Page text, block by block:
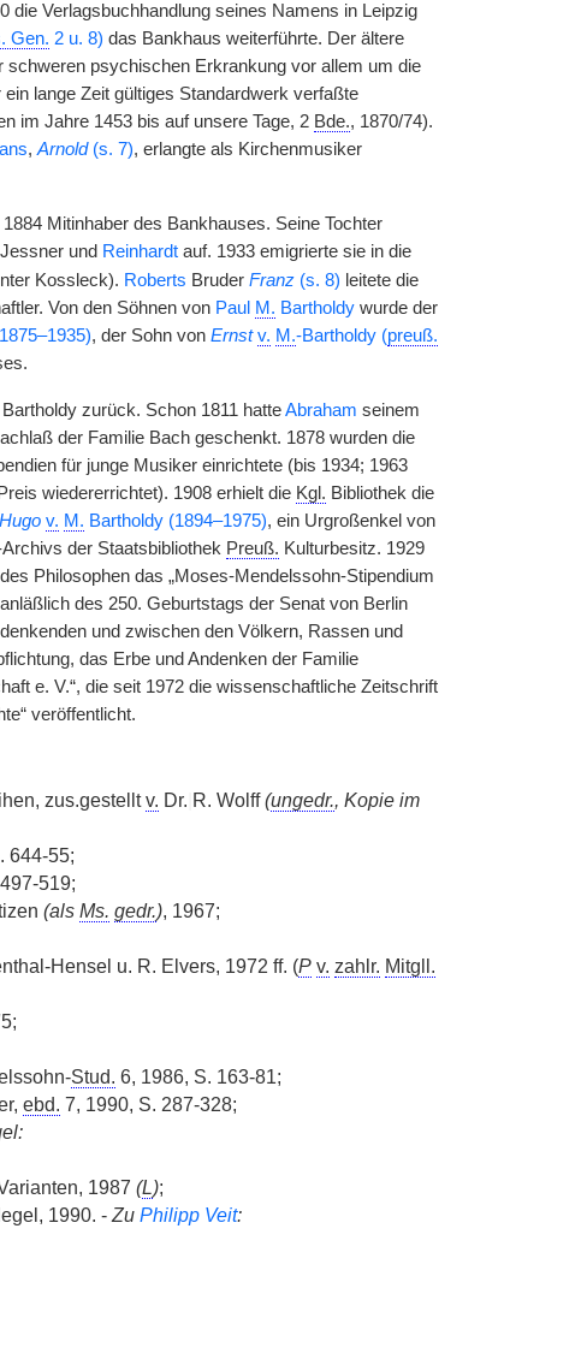
die Verlagsbuchhandlung seines Namens in Leipzig
Gen. 2 u. 8) das Bankhaus weiterführte. Der ältere
schweren psychischen Erkrankung vor allem um die
lange Zeit gültiges Standardwerk verfaßte
im Jahre 1453 bis auf unsere Tage, 2 Bde., 1870/74).
, Arnold(s. 7), erlangte als Kirchenmusiker
1884 Mitinhaber des Bankhauses. Seine Tochter
und Reinhardtauf. 1933 emigrierte sie in die
Kossleck). Roberts Bruder Franz(s. 8) leitete die
Von den Söhnen von Paul M. Bartholdywurde der
, der Sohn von Ernst v. M.-Bartholdy (preuß.
Bartholdy zurück. Schon 1811 hatteAbraham seinem
der Familie Bach geschenkt. 1878 wurden die
für junge Musiker einrichtete (bis 1934; 1963
wiedererrichtet). 1908 erhielt die Kgl. Bibliothek die
Hugo v. M. Bartholdy (1894–1975), ein Urgroßenkel von
der Staatsbibliothek Preuß. Kulturbesitz. 1929
Philosophen das „Moses-Mendelssohn-Stipendium
des 250. Geburtstags der Senat von Berlin
und zwischen den Völkern, Rassen und
das Erbe und Andenken der Familie
e. V.“, die seit 1972 die wissenschaftliche Zeitschrift
veröffentlicht.
zus.gestelltv. Dr. R. Wolff(ungedr., Kopie im
644-55;
519;
(als Ms. gedr.), 1967;
Hensel u. R. Elvers, 1972 ff. (P v. zahlr. Mitgll.
Stud. 6, 1986, S. 163-81;
ebd. 7, 1990, S. 287-328;
1987 (L);
1990. - Zu Philipp Veit: